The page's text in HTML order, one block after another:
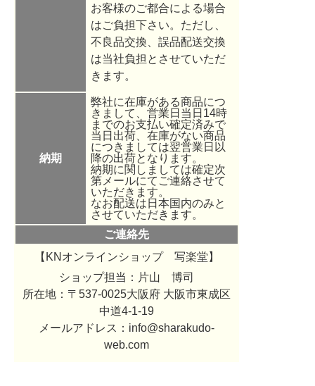
お客様のご都合による場合
はご負担下さい。ただし、
不良品交換、誤品配送交換
は当社負担とさせていただ
きます。
納期
弊社に在庫がある商品につ
きまして、営業日当日14時
までのお支払い確定済みで
当日出荷、在庫がない商品
につきましては翌営業日以
降の出荷となります。
納期に関しましては確定次
第メールにてご連絡させて
いただきます。
なお配送は日本国内のみと
させていただきます。
ご連絡先
【KNオンラインショップ 写楽堂】
ショップ担当： 片山 博司
所在地：〒537-0025大阪府 大阪市東成区
中道4-1-19
メールアドレス：info@sharakudo-
web.com